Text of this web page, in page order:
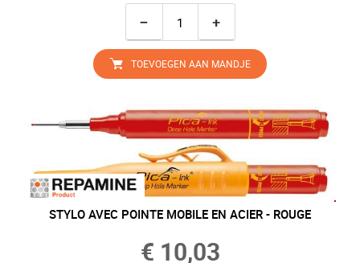
− +
TOEVOEGEN AAN MANDJE
STYLO AVEC POINTE MOBILE EN ACIER - ROUGE
€ 10,03